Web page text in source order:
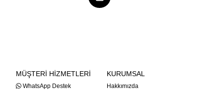
MÜŞTERİ HİZMETLERİ
WhatsApp Destek
KURUMSAL
Hakkımızda